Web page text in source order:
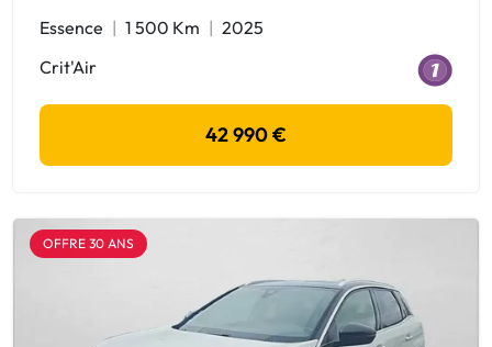
Essence 1 500 Km
2025
Crit'Air
42 990 €
OFFRE 30 ANS